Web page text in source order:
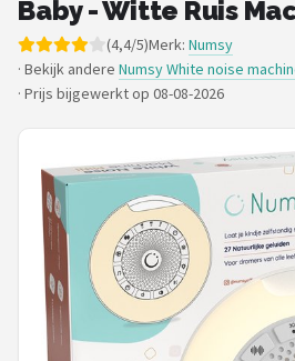
Blog
Slaaptrainers
Nachtlampjes
Slaaphulpen
Babyprojectors
Shop
Baby - Witte Ruis
(4,4/5)Merk: Numsy
· Bekijk andere Numsy White noise
· Prijs bijgewerkt op 08-08-2026